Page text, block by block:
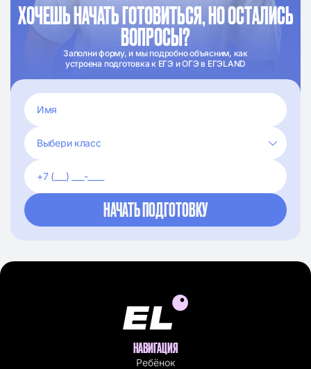
ХОЧЕШЬ НАЧАТЬ ГОТОВИТЬСЯ, НО ОСТАЛИСЬ
ВОПРОСЫ?
Заполни форму, и мы подробно объясним, как
устроена подготовка к ЕГЭ и ОГЭ в ЕГЭLAND
НАВИГАЦИЯ
Ребёнок